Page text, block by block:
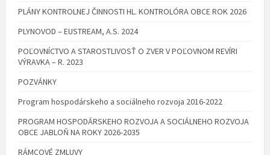
PLÁNY KONTROLNEJ ČINNOSTI HL. KONTROLÓRA OBCE ROK 2026
PLYNOVOD – EUSTREAM, A.S. 2024
POĽOVNÍCTVO A STAROSTLIVOSŤ O ZVER V POĽOVNOM REVÍRI
VÝRAVKA – R. 2023
POZVÁNKY
Program hospodárskeho a sociálneho rozvoja 2016-2022
PROGRAM HOSPODÁRSKEHO ROZVOJA A SOCIÁLNEHO ROZVOJA
OBCE JABLOŇ NA ROKY 2026-2035
RÁMCOVÉ ZMLUVY